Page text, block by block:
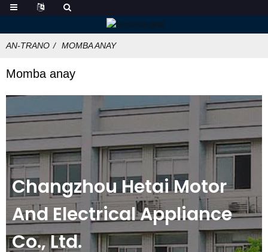
AN-TRANO MOMBA ANAY
Momba anay
Changzhou Hetai Motor
And Electrical Appliance
Co., Ltd.